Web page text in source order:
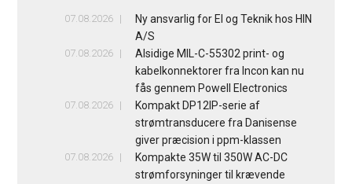
07.08.2026
Ny ansvarlig for El og Teknik hos HIN
A/S
07.08.2026
Alsidige MIL-C-55302 print- og
kabelkonnektorer fra Incon kan nu
fås gennem Powell Electronics
07.08.2026
Kompakt DP12IP-serie af
strømtransducere fra Danisense
giver præcision i ppm-klassen
07.08.2026
Kompakte 35W til 350W AC-DC
strømforsyninger til krævende